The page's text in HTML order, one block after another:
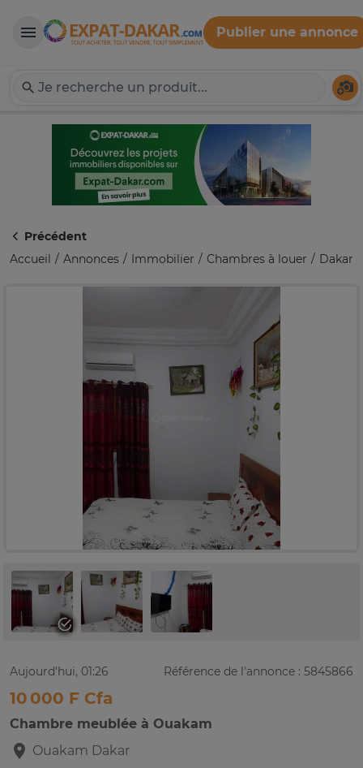
Expat-Dakar
Publier une annonce
Précédent
Accueil
Annonces Immobilier Chambres à louer Dakar
Aujourd'hui, 01:26 Référence de l'annonce : 5845866
10 000 F Cfa
Chambre meublée à Ouakam
Ouakam Dakar